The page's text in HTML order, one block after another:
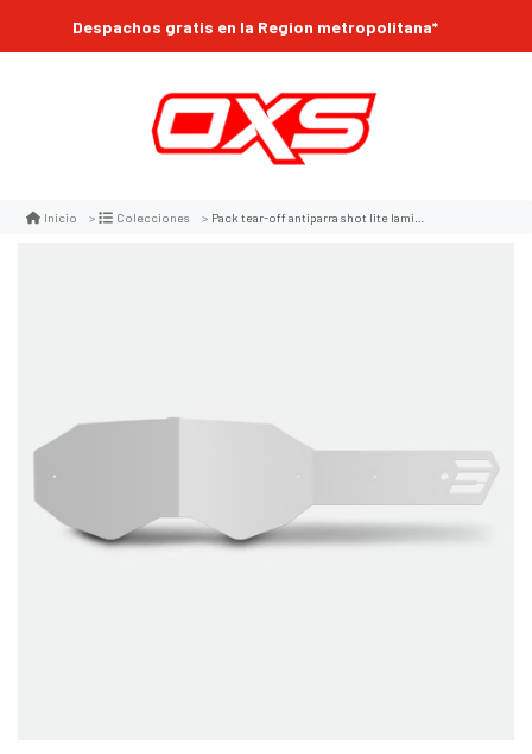
Despachos gratis en la Region metropolitana*
Inicio Colecciones Pack tear-off antiparra shot lite laminados (14pcs) motocross enduro